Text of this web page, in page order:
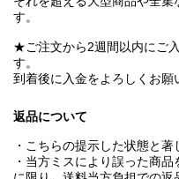
す。
★ご注文から2週間以内にご
す。
到着後に入金をよろしくお願
返品について
・こちらの提示した状態と
・当方ミスにより誤った商